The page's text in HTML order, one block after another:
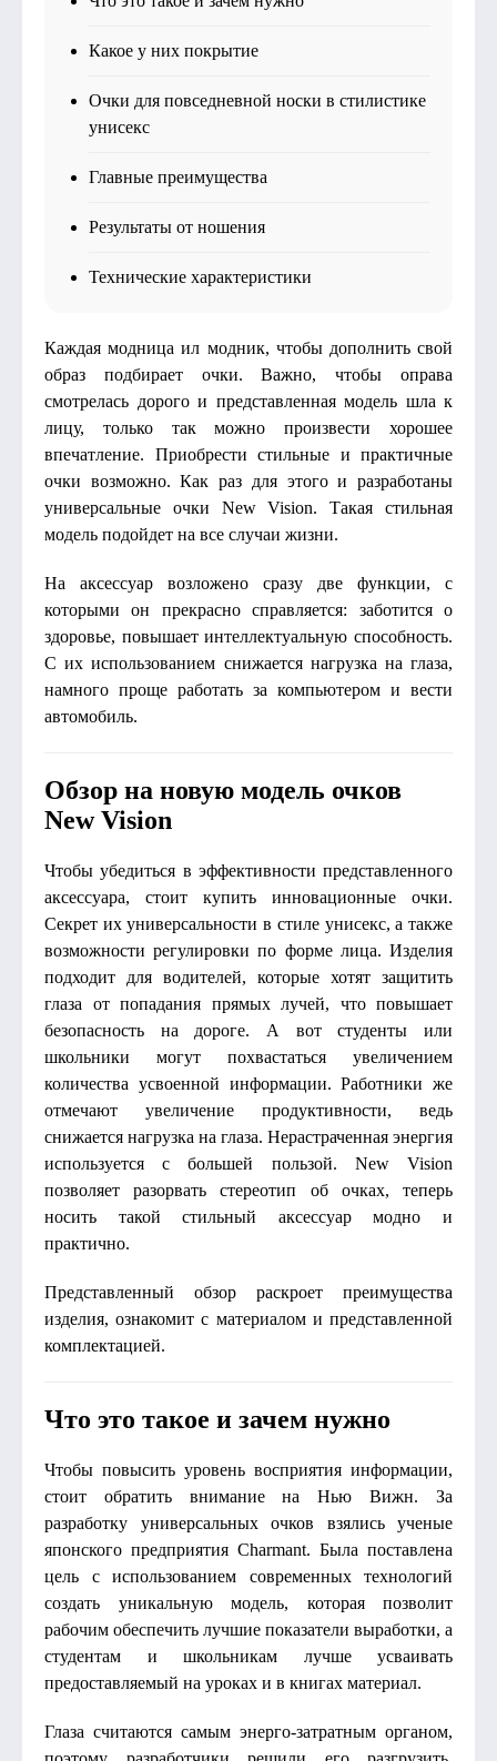
Какое у них покрытие
Очки для повседневной носки в стилистике
унисекс
Главные преимущества
Результаты от ношения
Технические характеристики
Каждая модница ил модник, чтобы дополнить свой
образ подбирает очки. Важно, чтобы оправа
смотрелась дорого и представленная модель шла к
лицу, только так можно произвести хорошее
впечатление. Приобрести стильные и практичные
очки возможно. Как раз для этого и разработаны
универсальные очки New Vision. Такая стильная
модель подойдет на все случаи жизни.
На аксессуар возложено сразу две функции, с
которыми он прекрасно справляется: заботится о
здоровье, повышает интеллектуальную способность.
С их использованием снижается нагрузка на глаза,
намного проще работать за компьютером и вести
автомобиль.
Обзор на новую модель очков
New Vision
Чтобы убедиться в эффективности представленного
аксессуара, стоит купить инновационные очки.
Секрет их универсальности в стиле унисекс, а также
возможности регулировки по форме лица. Изделия
подходит для водителей, которые хотят защитить
глаза от попадания прямых лучей, что повышает
безопасность на дороге. А вот студенты или
школьники могут похвастаться увеличением
количества усвоенной информации. Работники же
отмечают увеличение продуктивности, ведь
снижается нагрузка на глаза. Нерастраченная энергия
используется с большей пользой. New Vision
позволяет разорвать стереотип об очках, теперь
носить такой стильный аксессуар модно и
практично.
Представленный обзор раскроет преимущества
изделия, ознакомит с материалом и представленной
комплектацией.
Что это такое и зачем нужно
Чтобы повысить уровень восприятия информации,
стоит обратить внимание на Нью Вижн. За
разработку универсальных очков взялись ученые
японского предприятия Charmant. Была поставлена
цель с использованием современных технологий
создать уникальную модель, которая позволит
рабочим обеспечить лучшие показатели выработки, а
студентам и школьникам лучше усваивать
предоставляемый на уроках и в книгах материал.
Глаза считаются самым энерго-затратным органом,